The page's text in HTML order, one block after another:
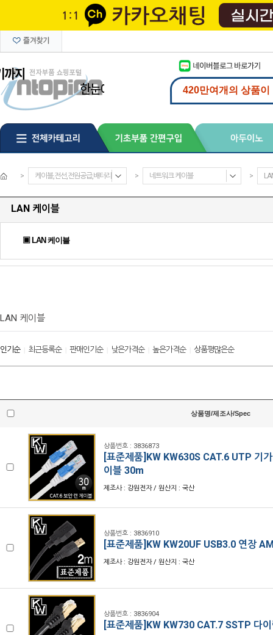
> 케이블,전선,전원공급,배터리 > 네트워크 케이블 >
LAN 케이블
▣ LAN 케이블
LAN 케이블
인기순| 최근등록순| 판매인기순| 낮은가격순| 높은가격순| 상품평많은순
상품명/제조사/Spec
상품번호 : 3836873
[표준제품]KW KW630S CAT.6 UTP 기
이블 30m
제조사 : 강원전자 / 원산지 : 국산
상품번호 : 3836910
[표준제품]KW KW20UF USB3.0 연장
제조사 : 강원전자 / 원산지 : 국산
상품번호 : 3836904
[표준제품]KW KW730 CAT.7 SSTP 다